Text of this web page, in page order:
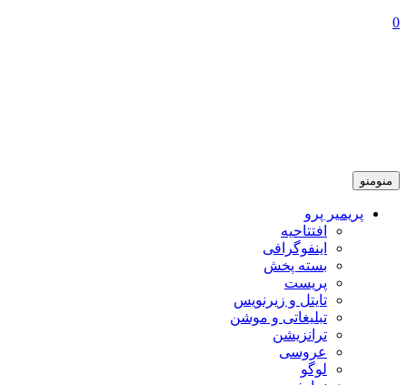
0
منومنو
پریمیر پرو
افتتاحیه
اینفوگرافی
بسته پخش
پریست
تایتل و زیرنویس
تبلیغاتی و موشن
ترانزیشن
عروسی
لوگو